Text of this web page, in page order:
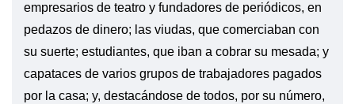
empresarios de teatro y fundadores de periódicos, en
pedazos de dinero; las viudas, que comerciaban con
su suerte; estudiantes, que iban a cobrar su mesada; y
capataces de varios grupos de trabajadores pagados
por la casa; y, destacándose de todos, por su número,